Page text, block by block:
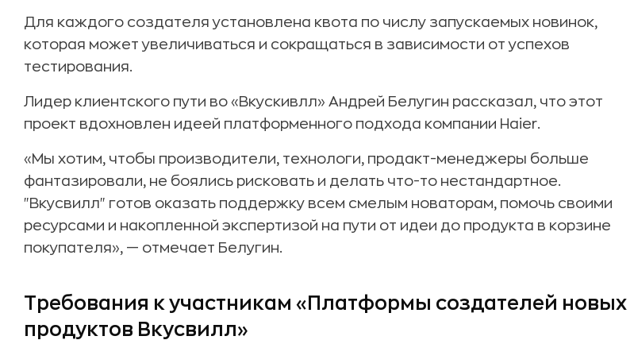
Для каждого создателя установлена квота по числу запускаемых новинок,
которая может увеличиваться и сокращаться в зависимости от успехов
тестирования.
Лидер клиентского пути во «Вкускивлл» Андрей Белугин рассказал, что этот
проект вдохновлен идеей платформенного подхода компании Haier.
«Мы хотим, чтобы производители, технологи, продакт-менеджеры больше
фантазировали, не боялись рисковать и делать что-то нестандартное.
"Вкусвилл" готов оказать поддержку всем смелым новаторам, помочь своими
ресурсами и накопленной экспертизой на пути от идеи до продукта в корзине
покупателя», — отмечает Белугин.
Требования к участникам «Платформы создателей новых
продуктов Вкусвилл»